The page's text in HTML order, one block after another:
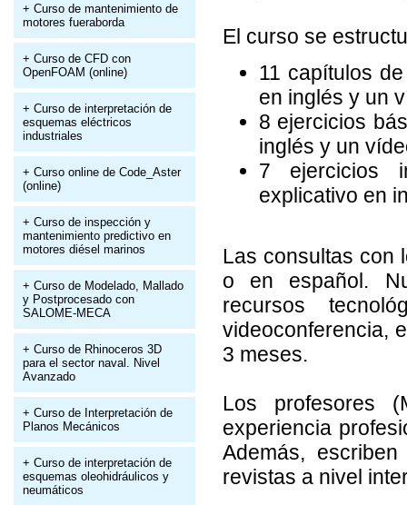
+ Curso de mantenimiento de
motores fueraborda
+ Curso de CFD con
OpenFOAM (online)
+ Curso de interpretación de
esquemas eléctricos
industriales
+ Curso online de Code_Aster
(online)
+ Curso de inspección y
mantenimiento predictivo en
motores diésel marinos
+ Curso de Modelado, Mallado
y Postprocesado con
SALOME-MECA
+ Curso de Rhinoceros 3D
para el sector naval. Nivel
Avanzado
+ Curso de Interpretación de
Planos Mecánicos
+ Curso de interpretación de
esquemas oleohidráulicos y
neumáticos
El curso se
11 capítulos
en inglés y un
8 ejercicios
inglés y un
7 ejercicios
explicativo en
Las consultas con
o en español.
recursos
videoconferencia,
3 meses.
Los profesores
experiencia
Además,
revistas a nivel